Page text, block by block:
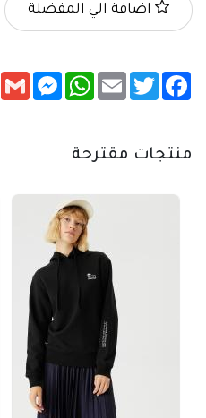
اضافة الي المفضلة
Facebook
Twitter
Email
WhatsApp
Messenger
Gmail
منتجات مقترحة